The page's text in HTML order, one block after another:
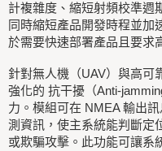
計複雜度、縮短射頻校準週
同時縮短產品開發時程並加
於需要快速部署產品且要求
針對無人機（UAV）與高可
強化的 抗干擾（Anti-
力。模組可在 NMEA 輸出
測資訊，使主系統能判斷定
或欺騙攻擊。此功能可讓系